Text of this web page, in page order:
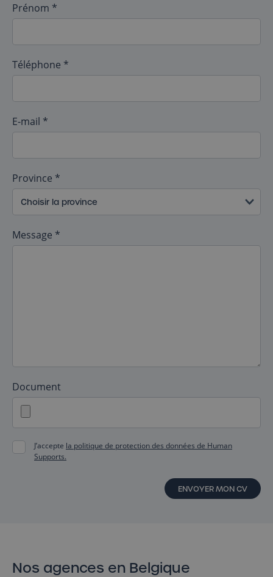
Prénom *
Téléphone *
E-mail *
Province *
Message *
Document
J’accepte la politique de protection des données de Human
Supports.
ENVOYER MON CV
Nos agences en Belgique